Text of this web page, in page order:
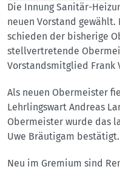
Die Innung Sanitär-
neuen Vorstand
schieden der bisherige
stellvertretende
Vorstandsmitglied Frank
Als neuen Obermeister
Lehrlingswart Andreas
Obermeister wurde das
Uwe Bräutigam bestätigt.
Neu im Gremium sind